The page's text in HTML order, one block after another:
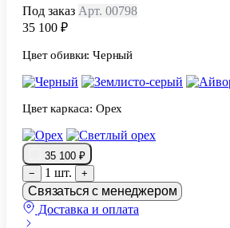
Под заказ Арт. 00798
35 100 ₽
Цвет обивки: Черный
Цвет каркаса: Орех
35 100 ₽
−
1 шт. +
Связаться с менеджером
Доставка и оплата